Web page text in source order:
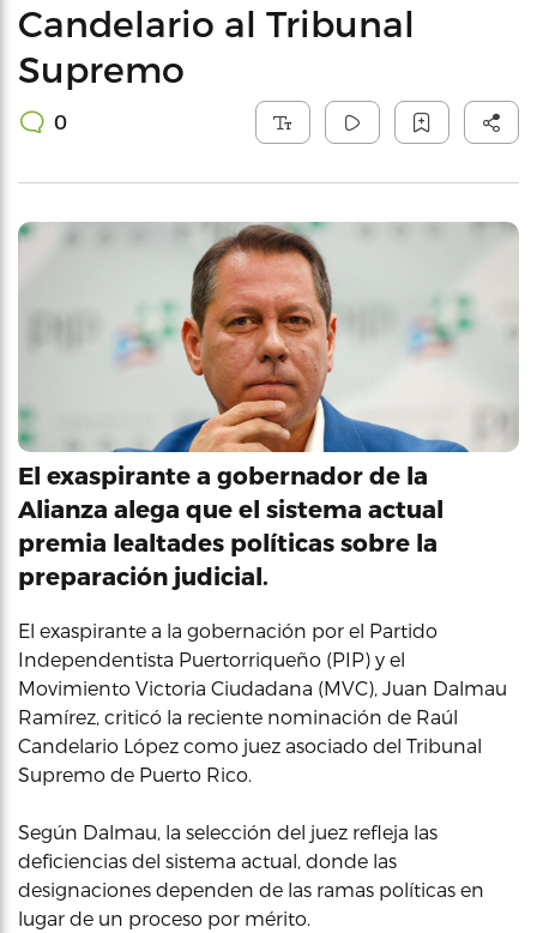
Candelario al Tribunal
Supremo
0
El exaspirante a gobernador de la
Alianza alega que el sistema actual
premia lealtades políticas sobre la
preparación judicial.
El exaspirante a la gobernación por el Partido
Independentista Puertorriqueño (PIP) y el
Movimiento Victoria Ciudadana (MVC), Juan Dalmau
Ramírez, criticó la reciente nominación de Raúl
Candelario López como juez asociado del Tribunal
Supremo de Puerto Rico.
Según Dalmau, la selección del juez refleja las
deficiencias del sistema actual, donde las
designaciones dependen de las ramas políticas en
lugar de un proceso por mérito.